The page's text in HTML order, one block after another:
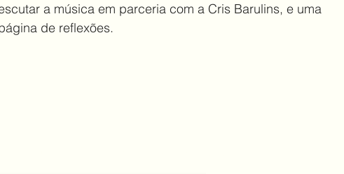
a música em parceria com a Cris Barulins, e uma
de reflexões.